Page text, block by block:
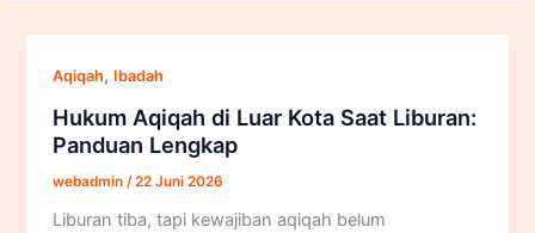
Aqiqah, Ibadah
Hukum Aqiqah di Luar Kota Saat Liburan:
Panduan Lengkap
webadmin /22 Juni 2026
Liburan tiba, tapi kewajiban aqiqah belum